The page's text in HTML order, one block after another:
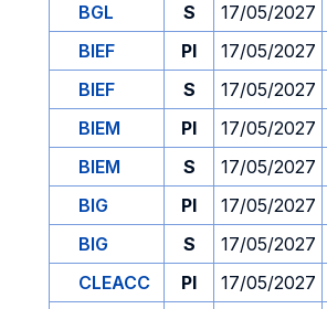
BGL
S 17/05/2027
BIEF
PI 17/05/2027
BIEF
S 17/05/2027
BIEM
PI 17/05/2027
BIEM
S 17/05/2027
BIG
PI 17/05/2027
BIG
S 17/05/2027
CLEACC
PI 17/05/2027